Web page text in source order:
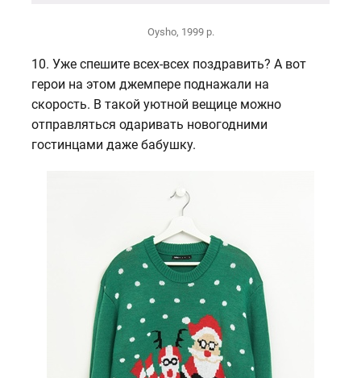
Oysho, 1999 р.
10. Уже спешите всех-всех поздравить? А вот
герои на этом джемпере поднажали на
скорость. В такой уютной вещице можно
отправляться одаривать новогодними
гостинцами даже бабушку.